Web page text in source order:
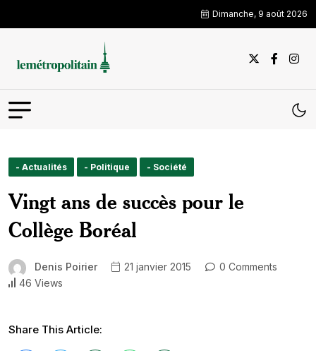
Dimanche, 9 août 2026
- Actualités - Politique - Société
Vingt ans de succès pour le
Collège Boréal
Denis Poirier 21 janvier 2015
0 Comments
46 Views
Share This Article: